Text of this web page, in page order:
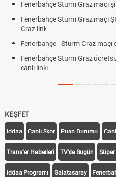
Fenerbahçe Sturm Graz maçı
Fenerbahçe Sturm Graz maçı
Graz link
Fenerbahçe - Sturm Graz maçı
Fenerbahçe Sturm Graz
canlı linki
KEŞFET
iddaa Canlı Skor Puan Durumu
Transfer Haberleri TV'de Bugün
iddaa Programı Galatasaray